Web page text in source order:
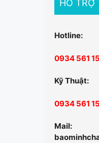
HỖ TRỢ
Hotline:
0934 561
Kỹ Thuật:
0934 561
Mail: